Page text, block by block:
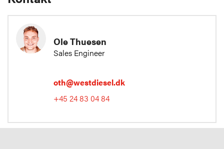
Ole Thuesen
Sales Engineer
oth@westdiesel.dk
+45 24 83 04 84